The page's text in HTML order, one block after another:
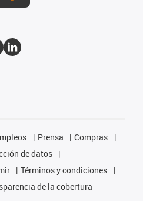
Prensa
Compras
de datos
Términos y condiciones
de la cobertura